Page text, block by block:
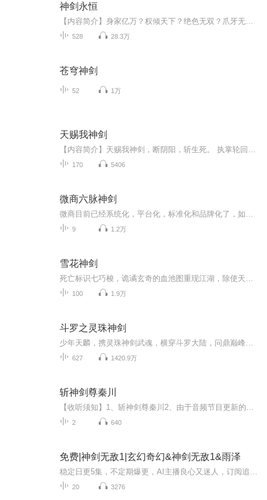
神剑永恒
528 28.3万
苍穹神剑
52 1万
天赐我神剑
170 5406
微商六脉神剑
9 1.2万
雪花神剑
100 1.9万
斗罗之灵珠神剑
627 1420.9万
斩神剑尊秦川
2 640
免费|神剑无敌1|玄幻奇幻&神剑无敌1&雨泽
20 3276